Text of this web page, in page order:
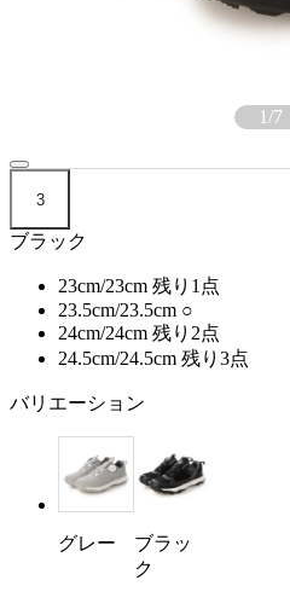
1/7
3
ブラック
23cm/23cm 残り1点
23.5cm/23.5cm ○
24cm/24cm 残り2点
24.5cm/24.5cm 残り3点
バリエーション
グレー
ブラッ
ク